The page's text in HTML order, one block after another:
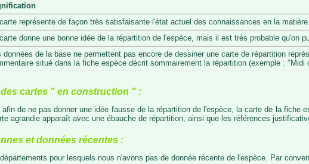
représente de façon très satisfaisante l'état actuel des connaissances en la matière.
donne une bonne idée de la répartition de l'espèce, mais il est très probable qu'on
données de la base ne permettent pas encore de dessiner une carte de répartition
situé dans la fiche espèce décrit sommairement la répartition (exemple : "Midi
cartes " en construction " :
de ne pas donner une idée fausse de la répartition de l'espèce, la carte de la fiche
agrandie apparaît avec une ébauche de répartition, ainsi que les références
et données récentes :
pour lesquels nous n'avons pas de donnée récente de l'espèce. Par